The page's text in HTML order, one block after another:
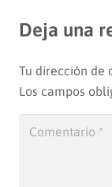
Deja una
Tu dirección de
Los campos